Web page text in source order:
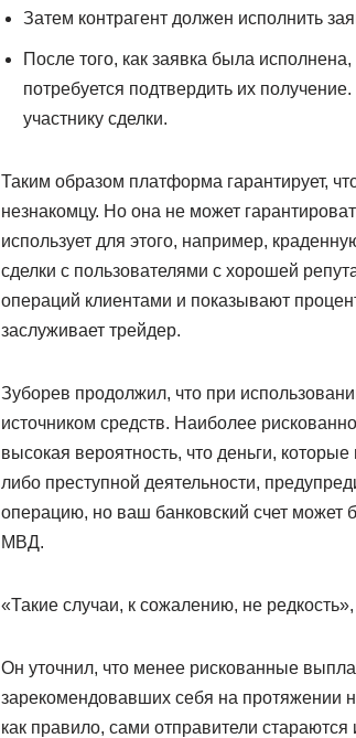
Затем контрагент должен исполнить
После того, как заявка была
потребуется подтвердить их
участнику сделки.
Таким образом платформа гарантирует,
незнакомцу. Но она не может
использует для этого, например,
сделки с пользователями с хорошей
операций клиентами и показывают
заслуживает трейдер.
Зуборев продолжил, что при
источником средств. Наиболее
высокая вероятность, что деньги,
либо преступной деятельности,
операцию, но ваш банковский счет может
МВД.
«Такие случаи, к сожалению, не
Он уточнил, что менее рискованные
зарекомендовавших себя на протяжении
как правило, сами отправители стараются